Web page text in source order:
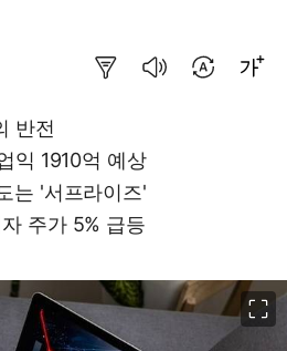
반전
익 1910억 예상
는 '서프라이즈'
주가 5% 급등